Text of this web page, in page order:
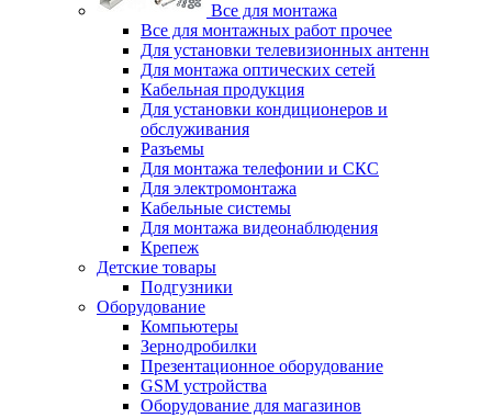
Все для монтажа
Все для монтажных работ прочее
Для установки телевизионных антенн
Для монтажа оптических сетей
Кабельная продукция
Для установки кондиционеров и
обслуживания
Разъемы
Для монтажа телефонии и СКС
Для электромонтажа
Кабельные системы
Для монтажа видеонаблюдения
Крепеж
Детские товары
Подгузники
Оборудование
Компьютеры
Зернодробилки
Презентационное оборудование
GSM устройства
Оборудование для магазинов